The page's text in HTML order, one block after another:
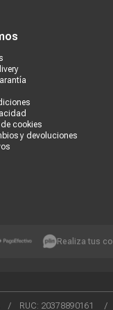
cookies
y devoluciones
Realiza tus
/ RUC: 20378890161 /